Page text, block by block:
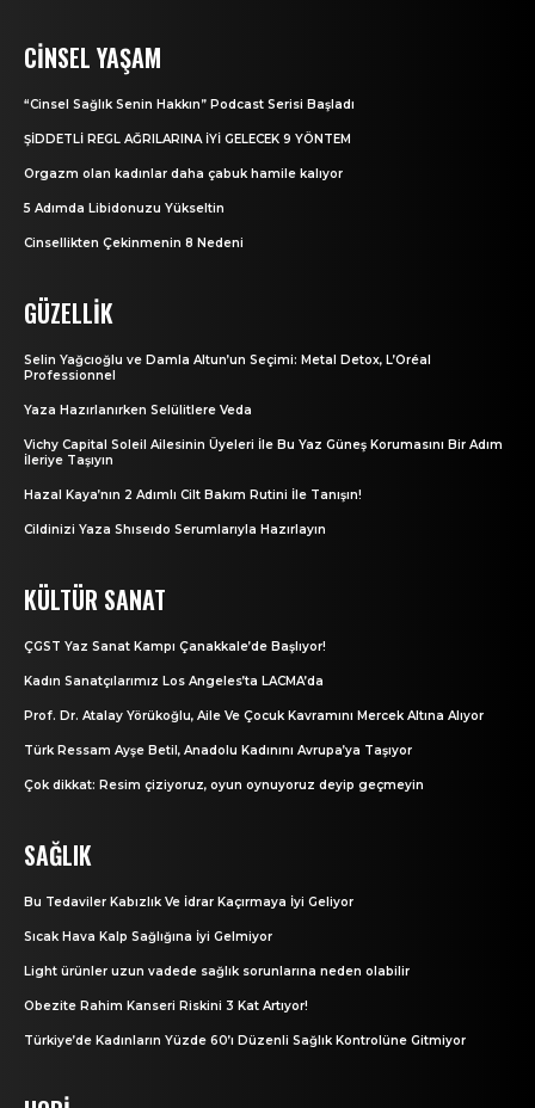
CINSEL YAŞAM
“Cinsel Sağlık Senin Hakkın” Podcast Serisi Başladı
ŞİDDETLİ REGL AĞRILARINA İYİ GELECEK 9 YÖNTEM
Orgazm olan kadınlar daha çabuk hamile kalıyor
5 Adımda Libidonuzu Yükseltin
Cinsellikten Çekinmenin 8 Nedeni
GÜZELLIK
Selin Yağcıoğlu ve Damla Altun’un Seçimi: Metal Detox, L’Oréal
Professionnel
Yaza Hazırlanırken Selülitlere Veda
Vichy Capital Soleil Ailesinin Üyeleri İle Bu Yaz Güneş Korumasını Bir Adım
İleriye Taşıyın
Hazal Kaya’nın 2 Adımlı Cilt Bakım Rutini İle Tanışın!
Cildinizi Yaza Shıseıdo Serumlarıyla Hazırlayın
KÜLTÜR SANAT
ÇGST Yaz Sanat Kampı Çanakkale’de Başlıyor!
Kadın Sanatçılarımız Los Angeles’ta LACMA’da
Prof. Dr. Atalay Yörükoğlu, Aile Ve Çocuk Kavramını Mercek Altına Alıyor
Türk Ressam Ayşe Betil, Anadolu Kadınını Avrupa’ya Taşıyor
Çok dikkat: Resim çiziyoruz, oyun oynuyoruz deyip geçmeyin
SAĞLIK
Bu Tedaviler Kabızlık Ve İdrar Kaçırmaya İyi Geliyor
Sıcak Hava Kalp Sağlığına İyi Gelmiyor
Light ürünler uzun vadede sağlık sorunlarına neden olabilir
Obezite Rahim Kanseri Riskini 3 Kat Artıyor!
Türkiye’de Kadınların Yüzde 60’ı Düzenli Sağlık Kontrolüne Gitmiyor